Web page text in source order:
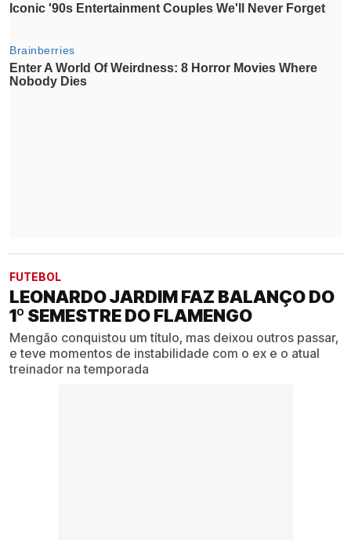
FUTEBOL
LEONARDO JARDIM FAZ BALANÇO DO
1º SEMESTRE DO FLAMENGO
Mengão conquistou um título, mas deixou outros passar,
e teve momentos de instabilidade com o ex e o atual
treinador na temporada